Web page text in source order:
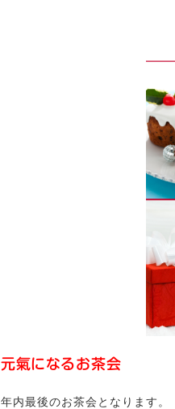
元氣になるお茶会
年内最後のお茶会となります。